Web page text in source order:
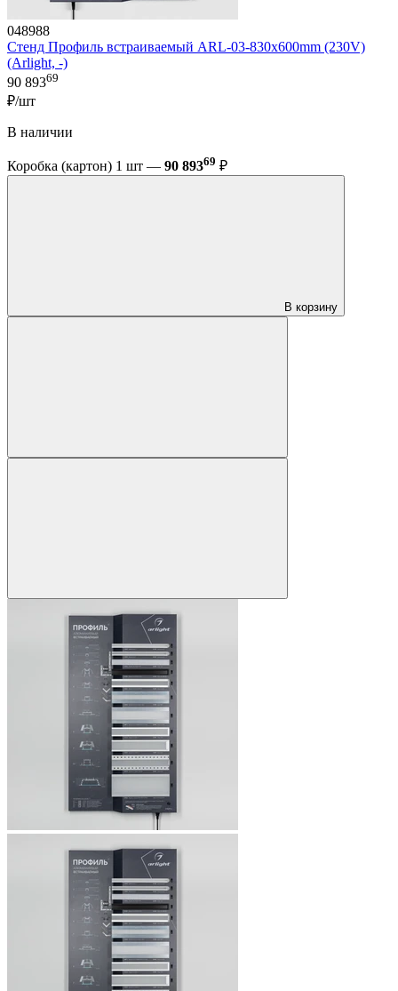
048988
Стенд Профиль встраиваемый ARL-03-830x600mm (230V)
(Arlight, -)
90 89369
₽/шт
В наличии
Коробка (картон) 1 шт — 90 89369 ₽
В корзину